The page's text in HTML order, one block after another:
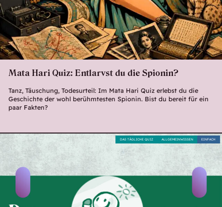
Mata Hari Quiz: Entlarvst du die Spionin?
Tanz, Täuschung, Todesurteil: Im Mata Hari Quiz erlebst du die
Geschichte der wohl berühmtesten Spionin. Bist du bereit für ein
paar Fakten?
EINFACH
ALLGEMEINWISSEN
DAS TÄGLICHE QUIZ